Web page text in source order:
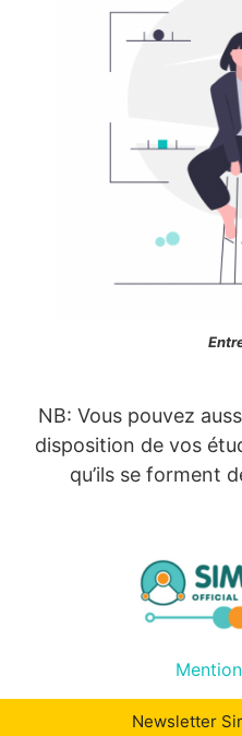
NB: Vous pouvez
disposition de vos
qu’ils se forment
Newsletter